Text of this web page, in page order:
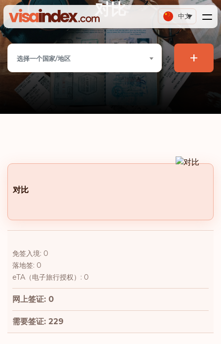
中文
对比
选择一个国家/地区 +
对比
免签入境: 0
落地签: 0
eTA（电子旅行授权）: 0
网上签证: 0
需要签证: 229